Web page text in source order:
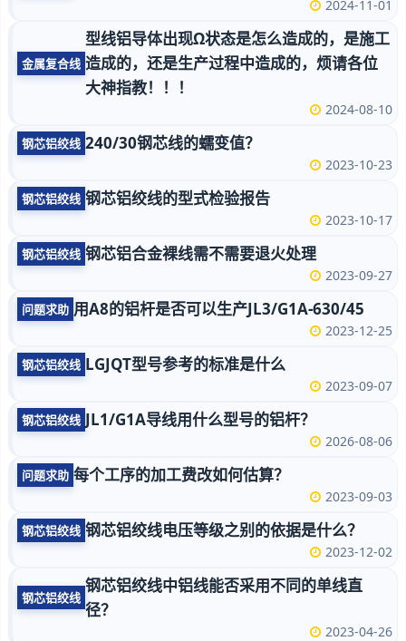
2024-11-01
金属复合线
型线铝导体出现Ω状态是怎么造成的，是施工
造成的，还是生产过程中造成的，烦请各位
大神指教！！！
2024-08-10
钢芯铝绞线 240/30钢芯线的蠕变值？
2023-10-23
钢芯铝绞线 钢芯铝绞线的型式检验报告
2023-10-17
钢芯铝绞线 钢芯铝合金裸线需不需要退火处理
2023-09-27
问题求助 用A8的铝杆是否可以生产JL3/G1A-630/45
2023-12-25
钢芯铝绞线 LGJQT型号参考的标准是什么
2023-09-07
钢芯铝绞线 JL1/G1A导线用什么型号的铝杆？
2026-08-06
问题求助 每个工序的加工费改如何估算？
2023-09-03
钢芯铝绞线 钢芯铝绞线电压等级之别的依据是什么？
2023-12-02
钢芯铝绞线
钢芯铝绞线中铝线能否采用不同的单线直
径？
2023-04-26